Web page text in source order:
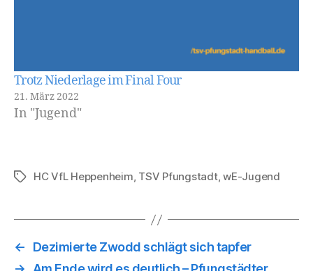
Trotz Niederlage im Final Four
21. März 2022
In "Jugend"
Schlagwörter
HC VfL Heppenheim, TSV Pfungstadt,wE-Jugend
←
Dezimierte Zwodd schlägt sich tapfer